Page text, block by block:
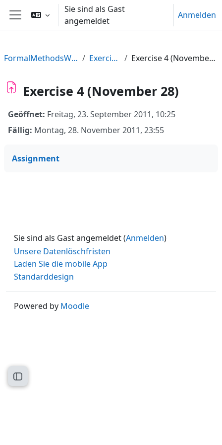
Zum Hauptinhalt
Website-Übersicht
Sie sind als Gast
angemeldet
Anmelden
Kursindex öffnen
FormalMethodsWS11 Exercises Exercise 4 (November 28)
Exercise 4 (November 28)
Geöffnet: Freitag, 23. September 2011, 10:25
Fällig: Montag, 28. November 2011, 23:55
Assignment
Sie sind als Gast angemeldet (Anmelden)
Unsere Datenlöschfristen
Laden Sie die mobile App
Standarddesign
Powered by Moodle